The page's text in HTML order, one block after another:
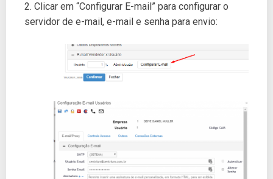
2. Clicar em “Configurar E-mail” para configurar o
servidor de e-mail, e-mail e senha para envio: